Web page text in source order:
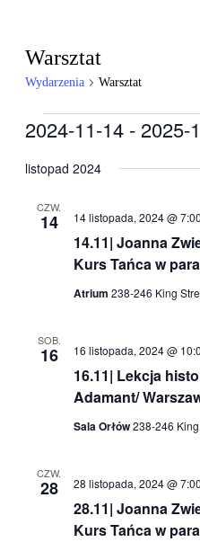
Warsztat
Wydarzenia Warsztat
Wydarzenia
2024-11-14 - 2025-
datę.
listopad 2024
CZW.
14
14.11| Joanna
Kurs Tańca w
14 listopada, 2024 @
Atrium 238-246 King
SOB.
16
16.11| Lekcja
Adamant/
16 listopada, 2024 @
Sala Orłów238-246
CZW.
28
28.11| Joanna
Kurs Tańca w
28 listopada, 2024 @